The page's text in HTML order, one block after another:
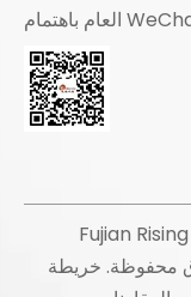
Fujian
خريطة